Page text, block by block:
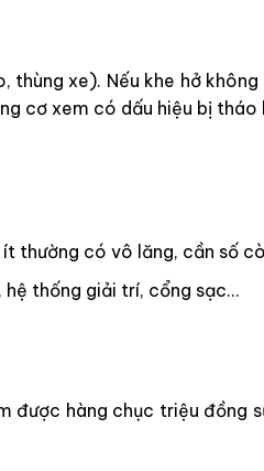
xe). Nếu khe hở không
cơ xem có dấu hiệu bị tháo
thường có vô lăng, cần số
thống giải trí, cổng sạc…
được hàng chục triệu đồng